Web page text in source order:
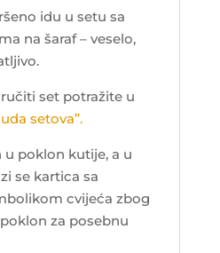
idu u setu sa
na šaraf – veselo,
set potražite u
setova”.
u poklon kutije, a u
se kartica sa
cvijeća zbog
za posebnu